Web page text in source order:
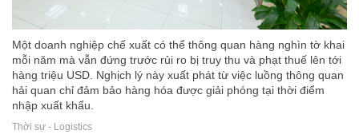
Một doanh nghiệp chế xuất có thể thông quan hàng nghìn tờ khai
mỗi năm mà vẫn đứng trước rủi ro bị truy thu và phạt thuế lên tới
hàng triệu USD. Nghịch lý này xuất phát từ việc luồng thông quan
hải quan chỉ đảm bảo hàng hóa được giải phóng tại thời điểm
nhập xuất khẩu.
Thời sự - Logistics